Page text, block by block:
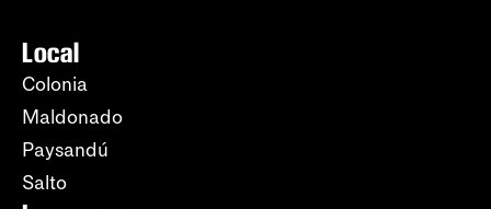
Local
Colonia
Maldonado
Paysandú
Salto